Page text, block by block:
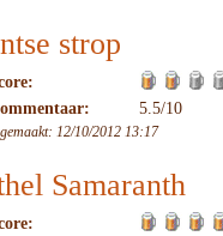
strop
5.5/10
12/10/2012 13:17
Samaranth